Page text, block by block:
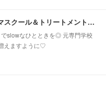
MoonLeaf sapporo / 札幌市東区の100種類以上の香りが楽しめるアロマスクール＆トリートメントサロン
slowなひとときを◎ 元専門学校
えますように♡